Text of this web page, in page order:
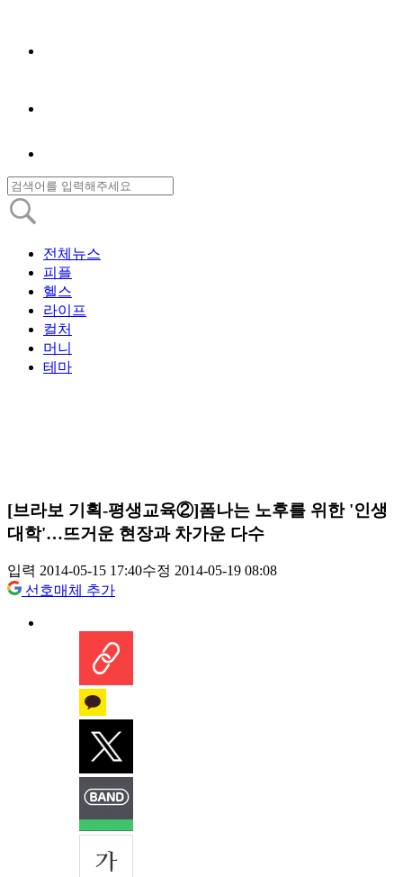
전체뉴스
피플
헬스
라이프
컬처
머니
테마
[브라보 기획-평생교육②]폼나는 노후를 위한 '인생
대학'…뜨거운 현장과 차가운 다수
입력 2014-05-15 17:40수정 2014-05-19 08:08
선호매체 추가